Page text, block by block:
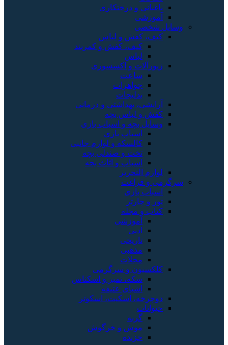
باغبانی و درختکاری
آموزشی
وسایل شخصی
کیف، کفش و لباس
کیف، کفش و کمربند
لباس
زیورآلات و اکسسوری
ساعت
جواهرات
بدلیجات
آرایشی، بهداشتی و درمانی
کفش و لباس بچه
وسایل بچه و اسباب بازی
اسباب بازی
کالسکه و لوازم جانبی
تخت و صندلی بچه
اسباب و اثاث بچه
لوازم التحریر
سرگرمی و فراغت
اسباب‌ بازی
تور و چارتر
کتاب و مجله
آموزشی
ادبی
تاریخی
مذهبی
مجلات
کلکسیون و سرگرمی
سکه، تمبر و اسکناس
اشیای عتیقه
دوچرخه، اسکیت، اسکوتر
حیوانات
گربه
موش و خرگوش
خزنده